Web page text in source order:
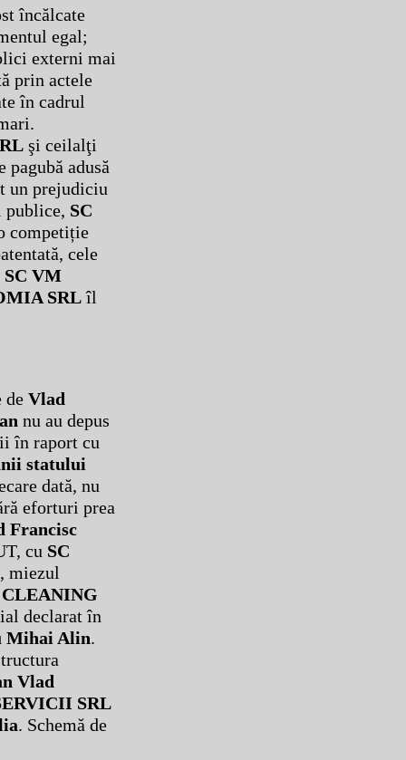
încălcate
egal;
externi mai
prin actele
în cadrul
şi ceilalţi
adusă
un prejudiciu
publice, SC
competiție
cele
SC VM
SRLîl
de Vlad
nu au depus
în raport cu
statului
dată, nu
eforturi prea
Francisc
cu SC
miezul
declarat în
Mihai Alin.
Vlad
SRL
. Schemă de